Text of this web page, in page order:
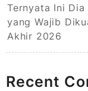
Ternyata Ini
yang Wajib
Akhir 2026
Recent